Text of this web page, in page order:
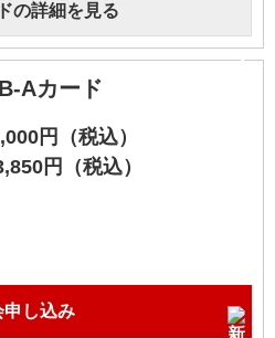
の詳細を見る
Aカード
円（税込）
円（税込）
申し込み